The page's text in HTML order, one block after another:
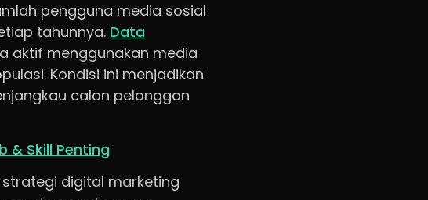
pengguna media sosial
tahunnya. Data
aktif menggunakan media
Kondisi ini menjadikan
calon pelanggan
& Skill Penting
digital marketing